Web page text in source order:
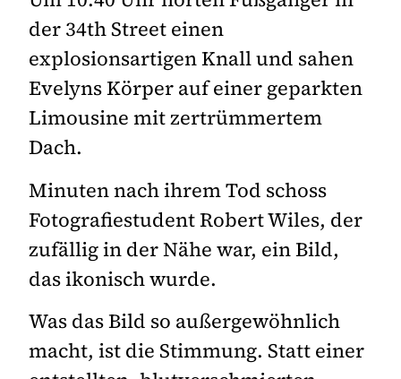
der 34th Street einen
explosionsartigen Knall und sahen
Evelyns Körper auf einer geparkten
Limousine mit zertrümmertem
Dach.
Minuten nach ihrem Tod schoss
Fotografiestudent Robert Wiles, der
zufällig in der Nähe war, ein Bild,
das ikonisch wurde.
Was das Bild so außergewöhnlich
macht, ist die Stimmung. Statt einer